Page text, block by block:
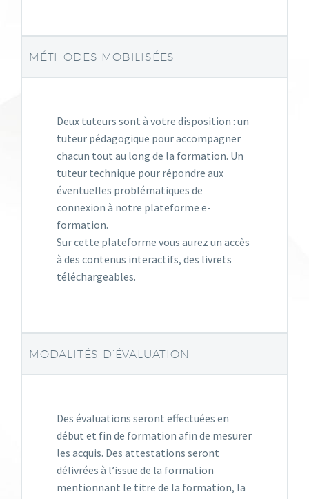
MÉTHODES MOBILISÉES
Deux tuteurs sont à votre disposition : un
tuteur pédagogique pour accompagner
chacun tout au long de la formation. Un
tuteur technique pour répondre aux
éventuelles problématiques de
connexion à notre plateforme e-
formation.
Sur cette plateforme vous aurez un accès
à des contenus interactifs, des livrets
téléchargeables.
MODALITÉS D’ÉVALUATION
Des évaluations seront effectuées en
début et fin de formation afin de mesurer
les acquis. Des attestations seront
délivrées à l’issue de la formation
mentionnant le titre de la formation, la